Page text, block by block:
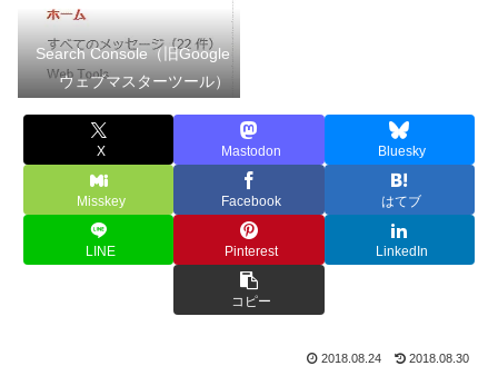
Search Console（旧Google
ウェブマスターツール）
X Mastodon Bluesky
Misskey Facebook はてブ
LINE Pinterest LinkedIn
コピー
2018.08.24 2018.08.30